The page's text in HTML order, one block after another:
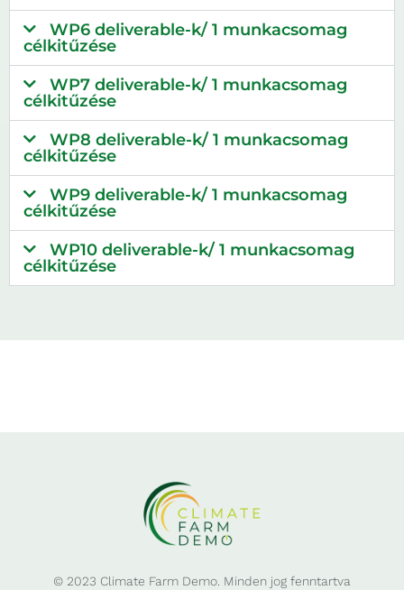
WP6 deliverable-k/ 1 munkacsomag
célkitűzése
WP7 deliverable-k/ 1 munkacsomag
célkitűzése
WP8 deliverable-k/ 1 munkacsomag
célkitűzése
WP9 deliverable-k/ 1 munkacsomag
célkitűzése
WP10 deliverable-k/ 1 munkacsomag
célkitűzése
© 2023 Climate Farm Demo. Minden jog fenntartva